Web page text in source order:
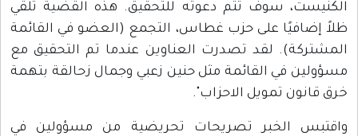
الكنيست، سوف تتم دعوته للتحقيق. هذه القضية تلقي
ظلاً إضافيًا على حزب غطاس، التجمع (العضو في القائمة
المشتركة). لقد تصدرت العناوين عندما تم التحقيق مع
مسؤولين في القائمة مثل حنين زعبي وجمال زحالقة بتهمة
خرق قانون تمويل الاحزاب".
واقتبس الخبر تصريحات تحريضية من مسؤولين في